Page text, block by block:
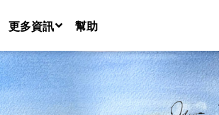
更多資訊
音樂團隊名錄
新聞
課程
幫助